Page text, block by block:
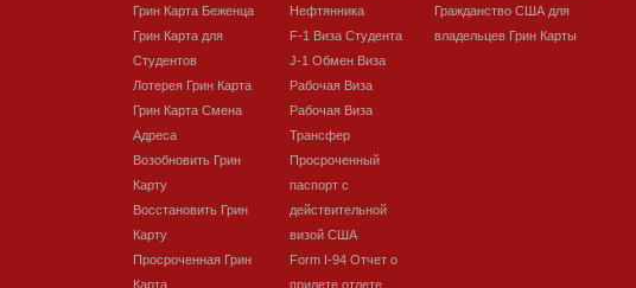
Грин Карта Беженца
Грин Карта для
Студентов
Лотерея Грин Карта
Грин Карта Смена
Адреса
Возобновить Грин
Карту
Восстановить Грин
Карту
Просроченная Грин
Карта
Нефтянника
F-1 Виза Студента
J-1 Обмен Виза
Рабочая Виза
Рабочая Виза
Трансфер
Просроченный
паспорт с
действительной
визой США
Form I-94 Отчет о
прилете отлете
Гражданство США для
владельцев Грин Карты